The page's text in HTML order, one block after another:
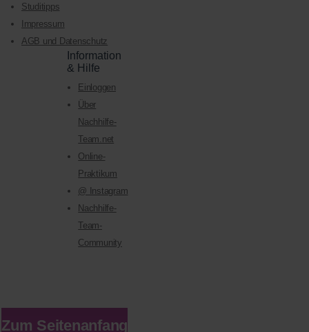
Studitipps
Impressum
AGB und Datenschutz
Information
& Hilfe
Einloggen
Über
Nachhilfe-
Team.net
Online-
Praktikum
@ Instagram
Nachhilfe-
Team-
Community
Zum Seitenanfang